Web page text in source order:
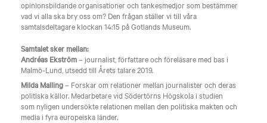
opinionsbildande organisationer och tankesmedjor som bestämmer
vad vi alla ska bry oss om? Den frågan ställer vi till våra
samtalsdeltagare klockan 14:15 på Gotlands Museum.
Samtalet sker mellan:
Andréas Ekström– journalist, författare och föreläsare med bas i
Malmö-Lund, utsedd till Årets talare 2019.
Milda Malling– Forskar om relationer mellan journalister och deras
politiska källor. Medarbetare vid Södertörns Högskola i studien
som nyligen undersökte relationen mellan den politiska makten och
media i fyra europeiska länder.